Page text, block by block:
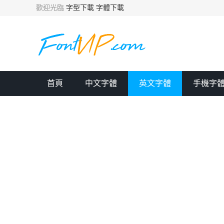
歡迎光臨 字型下載 字體下載
首頁 中文字體 英文字體 手機字